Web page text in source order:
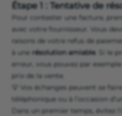
Étape 1 : Tentative de
Pour contester une facture,
avec votre fournisseur. Vous
raisons de votre refus de
à une résolution amiable. Si le
erreur, vous pouvez par
prix de la vente.
💡 Vos échanges peuvent se
téléphonique ou à l’occasion
Dans un premier temps, évitez